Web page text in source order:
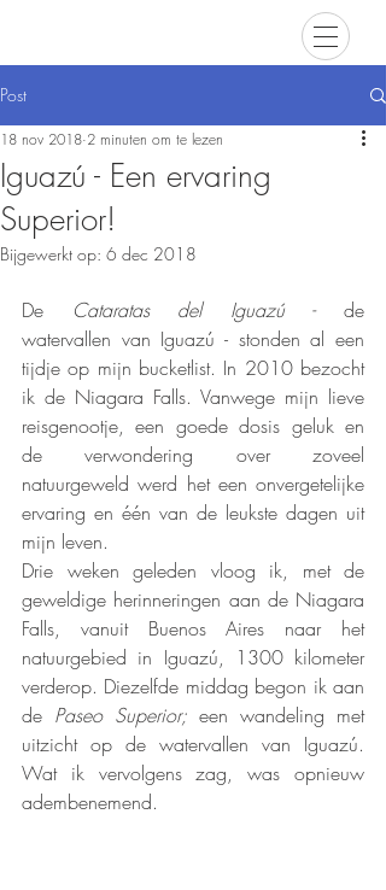
Post
Iguazú - Een ervaring
Superior!
18 nov 2018 2 minuten om te lezen
Bijgewerkt op: 6 dec 2018
De Cataratas del Iguazú - de
watervallen van Iguazú - stonden al een
tijdje op mijn bucketlist. In 2010 bezocht
ik de Niagara Falls. Vanwege mijn lieve
reisgenootje, een goede dosis geluk en
de verwondering over zoveel
natuurgeweld werd het een onvergetelijke
ervaring en één van de leukste dagen uit
mijn leven.
Drie weken geleden vloog ik, met de
geweldige herinneringen aan de Niagara
Falls, vanuit Buenos Aires naar het
natuurgebied in Iguazú, 1300 kilometer
verderop. Diezelfde middag begon ik aan
de Paseo Superior; een wandeling met
uitzicht op de watervallen van Iguazú.
Wat ik vervolgens zag, was opnieuw
adembenemend.